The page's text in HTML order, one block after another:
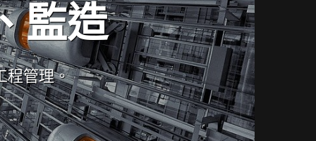
監造
程管理。